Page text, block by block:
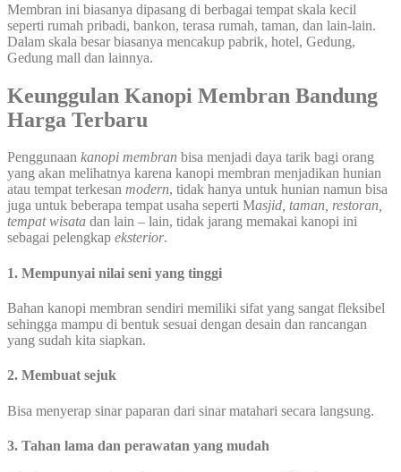
Membran ini biasanya dipasang di berbagai tempat skala kecil
seperti rumah pribadi, bankon, terasa rumah, taman, dan lain-lain.
Dalam skala besar biasanya mencakup pabrik, hotel, Gedung,
Gedung mall dan lainnya.
Keunggulan Kanopi Membran Bandung
Harga Terbaru
Penggunaan kanopi membran bisa menjadi daya tarik bagi orang
yang akan melihatnya karena kanopi membran menjadikan hunian
atau tempat terkesan modern, tidak hanya untuk hunian namun bisa
juga untuk beberapa tempat usaha seperti Masjid, taman, restoran,
tempat wisata dan lain – lain, tidak jarang memakai kanopi ini
sebagai pelengkap eksterior.
1. Mempunyai nilai seni yang tinggi
Bahan kanopi membran sendiri memiliki sifat yang sangat fleksibel
sehingga mampu di bentuk sesuai dengan desain dan rancangan
yang sudah kita siapkan.
2. Membuat sejuk
Bisa menyerap sinar paparan dari sinar matahari secara langsung.
3. Tahan lama dan perawatan yang mudah